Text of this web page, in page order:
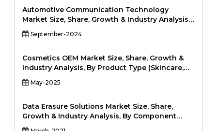
2031
Technology (Machine Learning, Natural
Language Processing (NLP), Computer Vision,
Context-Aware Computing) By Deployment
(Cloud, On-premise) By Application (Predictive
Behavior Tracking, Marketing, Virtual
Assistants), and Regional Analysis, 2024-2031
Automotive Communication Technology
Market Size, Share, Growth & Industry Analysis,
By Bus Module (Local Interconnect Network
(LIN), Controller Area Network (CAN), FlexRay,
Ethernet), By Vehicle Class (Economy, Mid-
Sized, Luxury), By Application (Powertrain, Body
and Comfort Electronics, Infotainment and
Communication, Safety & ADAS, Others), and
September-2024
Cosmetics OEM Market Size, Share, Growth &
Industry Analysis, By Product Type (Skincare,
Haircare, Makeup, Fragrance, Personal Hygiene)
By Service Type (OEM, ODM (Original Design
Packaging (Bottles, Tubes, Jars, Pumps &
Dispensers, Sachets) By Distribution Channel
(Online, Offline (Retail, Professional Stores,
May-2025
Data Erasure Solutions Market Size, Share,
Growth & Industry Analysis, By Component
(Software, Services), By Device Type (PCs,